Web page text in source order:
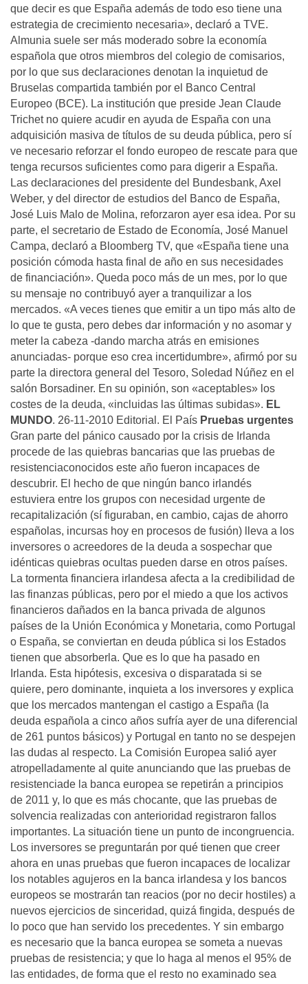
que decir es que España además de todo eso tiene una
estrategia de crecimiento necesaria», declaró a TVE.
Almunia suele ser más moderado sobre la economía
española que otros miembros del colegio de comisarios,
por lo que sus declaraciones denotan la inquietud de
Bruselas compartida también por el Banco Central
Europeo (BCE). La institución que preside Jean Claude
Trichet no quiere acudir en ayuda de España con una
adquisición masiva de títulos de su deuda pública, pero sí
ve necesario reforzar el fondo europeo de rescate para que
tenga recursos suficientes como para digerir a España.
Las declaraciones del presidente del Bundesbank, Axel
Weber, y del director de estudios del Banco de España,
José Luis Malo de Molina, reforzaron ayer esa idea. Por su
parte, el secretario de Estado de Economía, José Manuel
Campa, declaró a Bloomberg TV, que «España tiene una
posición cómoda hasta final de año en sus necesidades
de financiación». Queda poco más de un mes, por lo que
su mensaje no contribuyó ayer a tranquilizar a los
mercados. «A veces tienes que emitir a un tipo más alto de
lo que te gusta, pero debes dar información y no asomar y
meter la cabeza -dando marcha atrás en emisiones
anunciadas- porque eso crea incertidumbre», afirmó por su
parte la directora general del Tesoro, Soledad Núñez en el
salón Borsadiner. En su opinión, son «aceptables» los
costes de la deuda, «incluidas las últimas subidas». EL
MUNDO. 26-11-2010 Editorial. El País Pruebas urgentes
Gran parte del pánico causado por la crisis de Irlanda
procede de las quiebras bancarias que las pruebas de
resistenciaconocidos este año fueron incapaces de
descubrir. El hecho de que ningún banco irlandés
estuviera entre los grupos con necesidad urgente de
recapitalización (sí figuraban, en cambio, cajas de ahorro
españolas, incursas hoy en procesos de fusión) lleva a los
inversores o acreedores de la deuda a sospechar que
idénticas quiebras ocultas pueden darse en otros países.
La tormenta financiera irlandesa afecta a la credibilidad de
las finanzas públicas, pero por el miedo a que los activos
financieros dañados en la banca privada de algunos
países de la Unión Económica y Monetaria, como Portugal
o España, se conviertan en deuda pública si los Estados
tienen que absorberla. Que es lo que ha pasado en
Irlanda. Esta hipótesis, excesiva o disparatada si se
quiere, pero dominante, inquieta a los inversores y explica
que los mercados mantengan el castigo a España (la
deuda española a cinco años sufría ayer de una diferencial
de 261 puntos básicos) y Portugal en tanto no se despejen
las dudas al respecto. La Comisión Europea salió ayer
atropelladamente al quite anunciando que las pruebas de
resistenciade la banca europea se repetirán a principios
de 2011 y, lo que es más chocante, que las pruebas de
solvencia realizadas con anterioridad registraron fallos
importantes. La situación tiene un punto de incongruencia.
Los inversores se preguntarán por qué tienen que creer
ahora en unas pruebas que fueron incapaces de localizar
los notables agujeros en la banca irlandesa y los bancos
europeos se mostrarán tan reacios (por no decir hostiles) a
nuevos ejercicios de sinceridad, quizá fingida, después de
lo poco que han servido los precedentes. Y sin embargo
es necesario que la banca europea se someta a nuevas
pruebas de resistencia; y que lo haga al menos el 95% de
las entidades, de forma que el resto no examinado sea